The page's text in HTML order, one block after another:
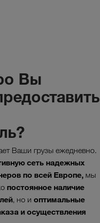
Вы
Ваши грузы ежедневно.
сеть надежных
по всей Европе, мы
постоянное наличие
, но и оптимальные
и осуществления